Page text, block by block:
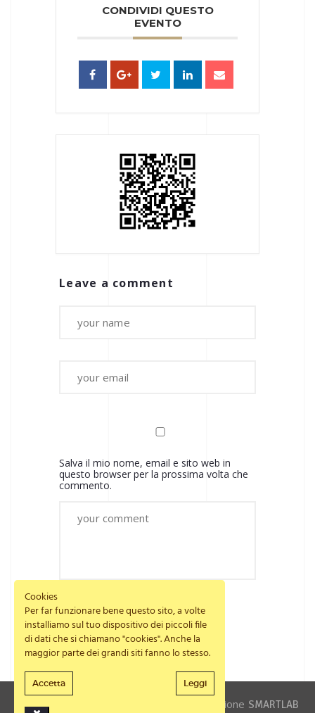
CONDIVIDI QUESTO
EVENTO
Leave a comment
Salva il mio nome, email e sito web in
questo browser per la prossima volta che
commento.
© Formificio Rodia 2019 web e comunicazione SMARTLAB
Cookies
Per far funzionare bene questo sito, a volte
installiamo sul tuo dispositivo dei piccoli file
di dati che si chiamano "cookies". Anche la
maggior parte dei grandi siti fanno lo stesso.
Accetta Leggi